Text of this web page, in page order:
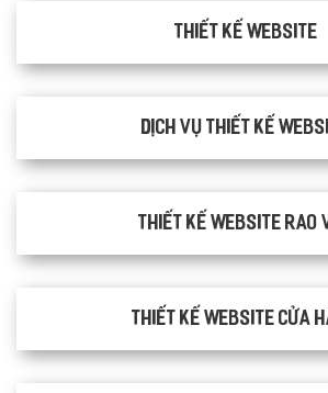
Thiết kế website
Dịch vụ thiết kế
thiết kế website rao
Thiết kế website cửa